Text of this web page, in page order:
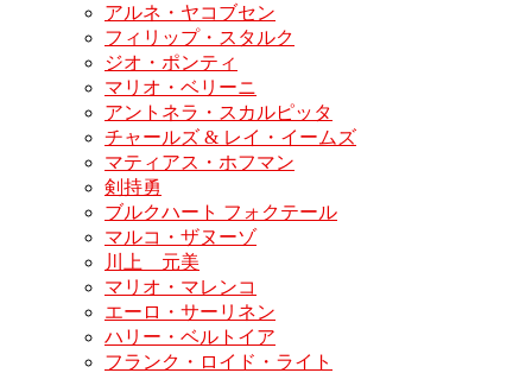
アルネ・ヤコブセン
フィリップ・スタルク
ジオ・ポンティ
マリオ・ベリーニ
アントネラ・スカルピッタ
チャールズ & レイ・イームズ
マティアス・ホフマン
剣持勇
ブルクハート フォクテール
マルコ・ザヌーゾ
川上 元美
マリオ・マレンコ
エーロ・サーリネン
ハリー・ベルトイア
フランク・ロイド・ライト